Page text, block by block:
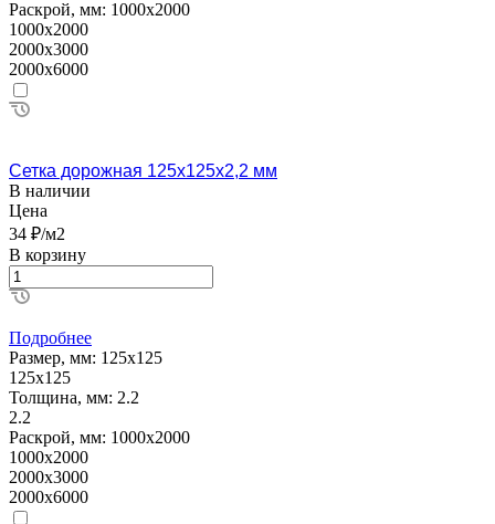
Раскрой, мм: 1000х2000
1000х2000
2000х3000
2000х6000
Сетка дорожная 125х125х2,2 мм
В наличии
Цена
34 ₽/м2
В корзину
Подробнее
Размер, мм: 125х125
125х125
Толщина, мм: 2.2
2.2
Раскрой, мм: 1000х2000
1000х2000
2000х3000
2000х6000